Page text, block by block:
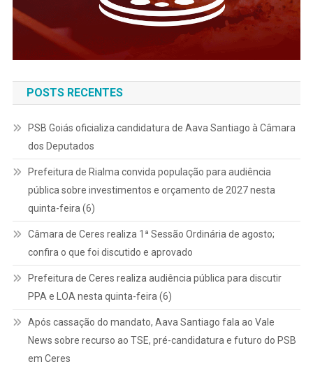
POSTS RECENTES
PSB Goiás oficializa candidatura de Aava Santiago à Câmara
dos Deputados
Prefeitura de Rialma convida população para audiência
pública sobre investimentos e orçamento de 2027 nesta
quinta-feira (6)
Câmara de Ceres realiza 1ª Sessão Ordinária de agosto;
confira o que foi discutido e aprovado
Prefeitura de Ceres realiza audiência pública para discutir
PPA e LOA nesta quinta-feira (6)
Após cassação do mandato, Aava Santiago fala ao Vale
News sobre recurso ao TSE, pré-candidatura e futuro do PSB
em Ceres